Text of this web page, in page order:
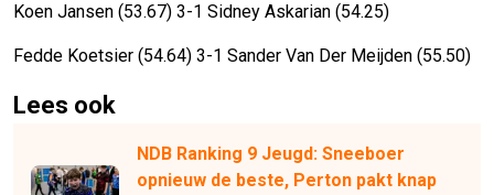
Koen Jansen (53.67) 3-1 Sidney Askarian (54.25)
Fedde Koetsier (54.64) 3-1 Sander Van Der Meijden (55.50)
Lees ook
NDB Ranking 9 Jeugd: Sneeboer
opnieuw de beste, Perton pakt knap